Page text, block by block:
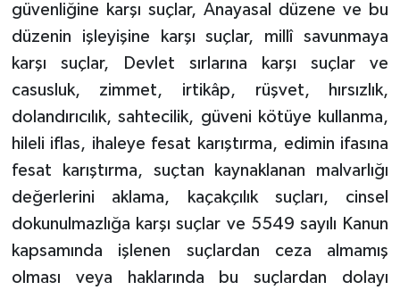
güvenliğine karşı suçlar, Anayasal düzene ve bu
düzenin işleyişine karşı suçlar, millî savunmaya
karşı suçlar, Devlet sırlarına karşı suçlar ve
casusluk, zimmet, irtikâp, rüşvet, hırsızlık,
dolandırıcılık, sahtecilik, güveni kötüye kullanma,
hileli iflas, ihaleye fesat karıştırma, edimin ifasına
fesat karıştırma, suçtan kaynaklanan malvarlığı
değerlerini aklama, kaçakçılık suçları, cinsel
dokunulmazlığa karşı suçlar ve 5549 sayılı Kanun
kapsamında işlenen suçlardan ceza almamış
olması veya haklarında bu suçlardan dolayı